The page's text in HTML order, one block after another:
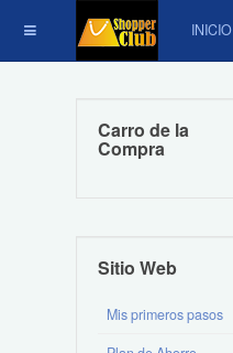
INICIO
Carro de la
Compra
Sitio Web
Mis primeros pasos